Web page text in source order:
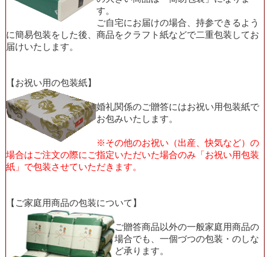
す。
ご自宅にお届けの場合、持参できるよう
に簡易包装をした後、商品をクラフト紙などで二重包装してお
届けいたします。
【お祝い用の包装紙】
婚礼関係のご贈答にはお祝い用包装紙で
お包みいたします。
※その他のお祝い（出産、快気など）の
場合はご注文の際にご指定いただいた場合のみ「お祝い用包装
紙」で包装させていただきます。
【ご家庭用商品の包装について】
ご贈答商品以外の一般家庭用商品の
場合でも、一個づつの包装・のしな
ど承ります。